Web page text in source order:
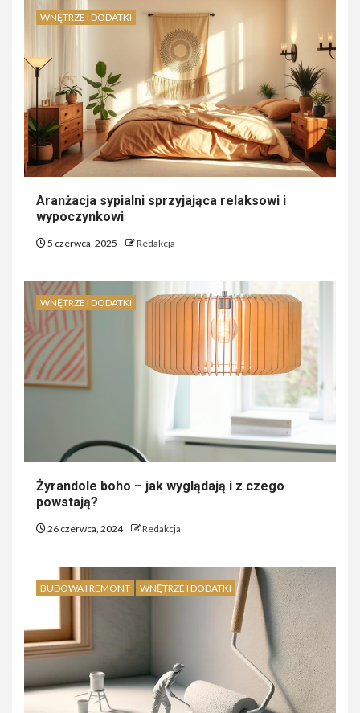
WNĘTRZE I DODATKI
Aranżacja sypialni sprzyjająca relaksowi i
wypoczynkowi
5 czerwca, 2025 Redakcja
WNĘTRZE I DODATKI
Żyrandole boho – jak wyglądają i z czego
powstają?
26 czerwca, 2024 Redakcja
BUDOWA I REMONT WNĘTRZE I DODATKI